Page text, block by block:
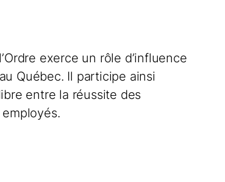
exerce un rôle d’influence
Québec. Il participe ainsi
entre la réussite des